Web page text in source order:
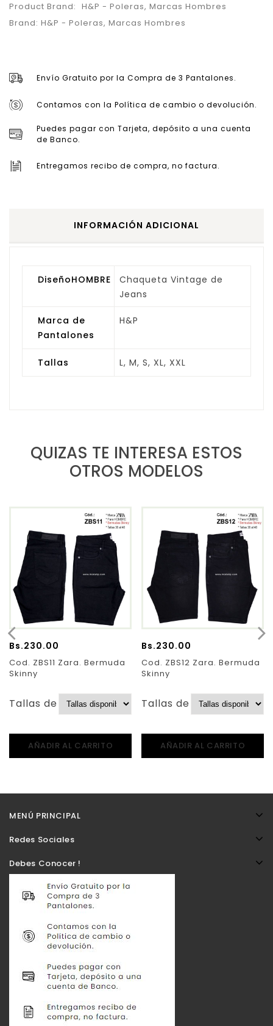
Product Brand: H&P - Poleras, Marcas Hombres
Brand: H&P - Poleras, Marcas Hombres
Envío Gratuito por la Compra de 3 Pantalones.
Contamos con la Política de cambio o devolución.
Puedes pagar con Tarjeta, depósito a una cuenta
de Banco.
Entregamos recibo de compra, no factura.
INFORMACIÓN ADICIONAL
DiseñoHOMBRE
Chaqueta Vintage de
Jeans
Marca de
Pantalones
H&P
Tallas L, M, S, XL, XXL
QUIZAS TE INTERESA ESTOS
OTROS MODELOS
Bs.230.00
Cod. ZBS11 Zara. Bermuda
Skinny
Tallas de Pantalones:
AÑADIR AL CARRITO
Bs.230.00
Cod. ZBS12 Zara. Bermuda
Skinny
Tallas de Pantalones:
AÑADIR AL CARRITO
MENÚ PRINCIPAL
Redes Sociales
Debes Conocer !